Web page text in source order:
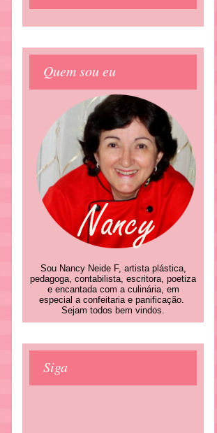
Quem sou eu
Sou Nancy Neide F, artista plástica,
pedagoga, contabilista, escritora, poetiza
e encantada com a culinária, em
especial a confeitaria e panificação.
Sejam todos bem vindos.
Siga